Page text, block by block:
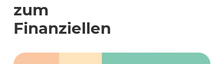
zum
Finanziellen